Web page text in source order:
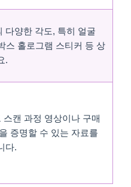
다양한 각도, 특히 얼굴
스 홀로그램 스티커 등 상
.
캔 과정 영상이나 구매
증명할 수 있는 자료를
다.